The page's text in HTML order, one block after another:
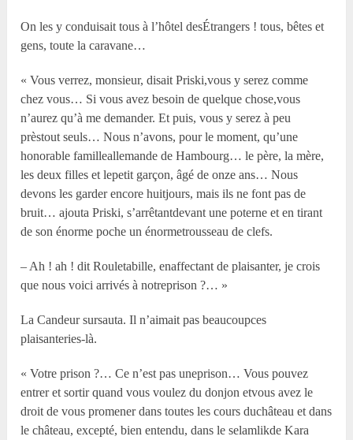
On les y conduisait tous à l’hôtel desÉtrangers ! tous, bêtes et
gens, toute la caravane…
« Vous verrez, monsieur, disait Priski,vous y serez comme
chez vous… Si vous avez besoin de quelque chose,vous
n’aurez qu’à me demander. Et puis, vous y serez à peu
prèstout seuls… Nous n’avons, pour le moment, qu’une
honorable familleallemande de Hambourg… le père, la mère,
les deux filles et lepetit garçon, âgé de onze ans… Nous
devons les garder encore huitjours, mais ils ne font pas de
bruit… ajouta Priski, s’arrêtantdevant une poterne et en tirant
de son énorme poche un énormetrousseau de clefs.
– Ah ! ah ! dit Rouletabille, enaffectant de plaisanter, je crois
que nous voici arrivés à notreprison ?… »
La Candeur sursauta. Il n’aimait pas beaucoupces
plaisanteries-là.
« Votre prison ?… Ce n’est pas uneprison… Vous pouvez
entrer et sortir quand vous voulez du donjon etvous avez le
droit de vous promener dans toutes les cours duchâteau et dans
le château, excepté, bien entendu, dans le selamlikde Kara